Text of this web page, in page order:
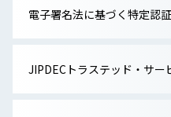
電子署名法に基づく特定認
JIPDECトラステッド・サー